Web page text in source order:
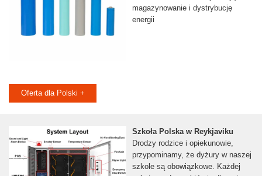
magazynowanie i dystrybucję
energii
Oferta dla Polski +
Szkoła Polska w Reykjaviku
Drodzy rodzice i opiekunowie,
przypominamy, że dyżury w naszej
szkole są obowiązkowe. Każdej